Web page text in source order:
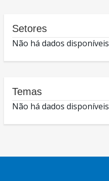
Setores
Não há dados disponíveis
Temas
Não há dados disponíveis